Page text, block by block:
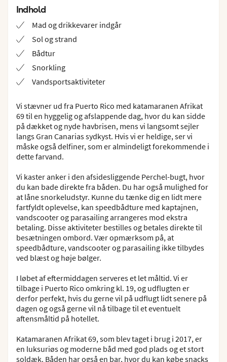
Vi stævner ud fra Puerto Rico med katamaranen Afrikat
69 til en hyggelig og afslappende dag, hvor du kan sidde
på dækket og nyde havbrisen, mens vi langsomt sejler
langs Gran Canarias sydkyst. Hvis vi er heldige, ser vi
måske også delfiner, som er almindeligt forekommende i
dette farvand.
Vi kaster anker i den afsidesliggende Perchel-bugt, hvor
du kan bade direkte fra båden. Du har også mulighed for
at låne snorkeludstyr. Kunne du tænke dig en lidt mere
fartfyldt oplevelse, kan speedbådture med kaptajnen,
vandscooter og parasailing arrangeres mod ekstra
betaling. Disse aktiviteter bestilles og betales direkte til
besætningen ombord. Vær opmærksom på, at
speedbådture, vandscooter og parasailing ikke tilbydes
ved blæst og høje bølger.
I løbet af eftermiddagen serveres et let måltid. Vi er
tilbage i Puerto Rico omkring kl. 19, og udflugten er
derfor perfekt, hvis du gerne vil på udflugt lidt senere på
dagen og også gerne vil nå tilbage til et eventuelt
aftensmåltid på hotellet.
Katamaranen Afrikat 69, som blev taget i brug i 2017, er
en luksuriøs og moderne båd med god plads og et stort
soldæk. Båden har også en bar, hvor du kan købe snacks
Indhold
Mad og drikkevarer indgår
Sol og strand
Bådtur
Snorkling
Vandsportsaktiviteter